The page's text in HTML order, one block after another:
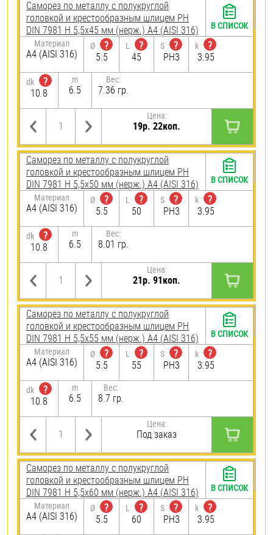
Саморез по металлу с полукруглой
головкой и крестообразным шлицем PH
DIN 7981 H 5,5х45 мм (нерж.) A4 (AISI 316)
Материал
A4 (AISI 316)
Ø
?
5.5
L
?
45
S
?
PH3
k
?
3.95
dk
?
10.8
m
6.5
Вес:
7.36 гр.
Цена:
19р. 22коп.
В СПИСОК
Саморез по металлу с полукруглой
головкой и крестообразным шлицем PH
DIN 7981 H 5,5х50 мм (нерж.) A4 (AISI 316)
Материал
A4 (AISI 316)
Ø
?
5.5
L
?
50
S
?
PH3
k
?
3.95
dk
?
10.8
m
6.5
Вес:
8.01 гр.
Цена:
21р. 91коп.
В СПИСОК
Саморез по металлу с полукруглой
головкой и крестообразным шлицем PH
DIN 7981 H 5,5х55 мм (нерж.) A4 (AISI 316)
Материал
A4 (AISI 316)
Ø
?
5.5
L
?
55
S
?
PH3
k
?
3.95
dk
?
10.8
m
6.5
Вес:
8.7 гр.
Цена:
Под заказ
В СПИСОК
Саморез по металлу с полукруглой
головкой и крестообразным шлицем PH
DIN 7981 H 5,5х60 мм (нерж.) A4 (AISI 316)
Материал
A4 (AISI 316)
Ø
?
5.5
L
?
60
S
?
PH3
k
?
3.95
В СПИСОК